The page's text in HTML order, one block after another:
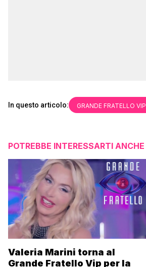
In questo articolo: GRANDE FRATELLO VIP
POTREBBE INTERESSARTI ANCHE
Valeria Marini torna al
Grande Fratello Vip per la